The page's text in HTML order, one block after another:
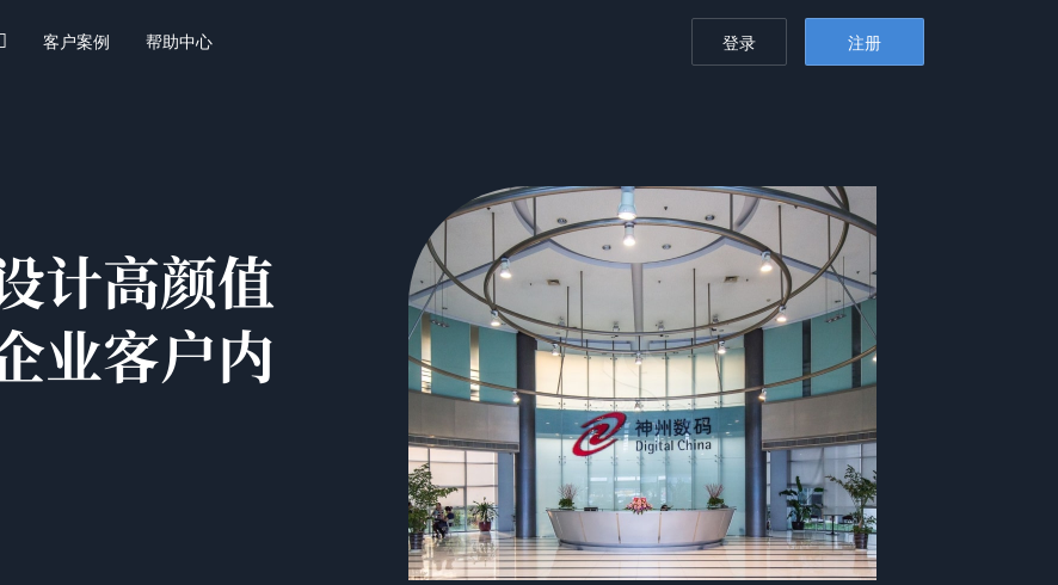
客户案例 帮助中心 登录 注册
计高颜值
业客户内